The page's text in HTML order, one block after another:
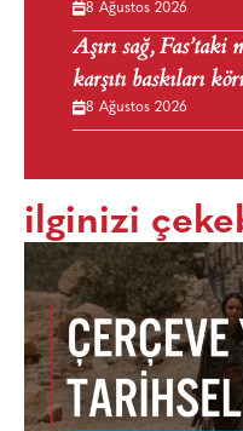
8 Ağustos 2026
Aşırı sağ,
karşıtı baskıları
8 Ağustos 2026
ilginizi